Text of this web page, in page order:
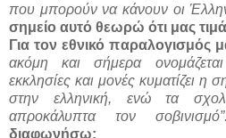
που μπορούν να κάνουν οι
σημείο αυτό θεωρώ ότι μας
Για τον εθνικό παραλογισμός
ακόμη και σήμερα
εκκλησίες και μονές κυματίζει η
στην ελληνική, ενώ τα
απροκάλυπτα τον σοβινισμό”.
διαφωνήσω;